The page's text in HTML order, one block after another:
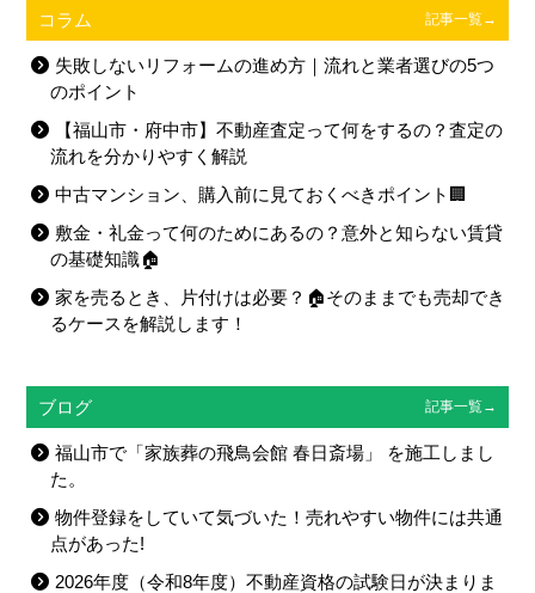
コラム 記事一覧→
失敗しないリフォームの進め方｜流れと業者選びの5つ
のポイント
【福山市・府中市】不動産査定って何をするの？査定の
流れを分かりやすく解説
中古マンション、購入前に見ておくべきポイント🏢
敷金・礼金って何のためにあるの？意外と知らない賃貸
の基礎知識🏠
家を売るとき、片付けは必要？🏠そのままでも売却でき
るケースを解説します！
ブログ 記事一覧→
福山市で「家族葬の飛鳥会館 春日斎場」 を施工しまし
た。
物件登録をしていて気づいた！売れやすい物件には共通
点があった!
2026年度（令和8年度）不動産資格の試験日が決まりま